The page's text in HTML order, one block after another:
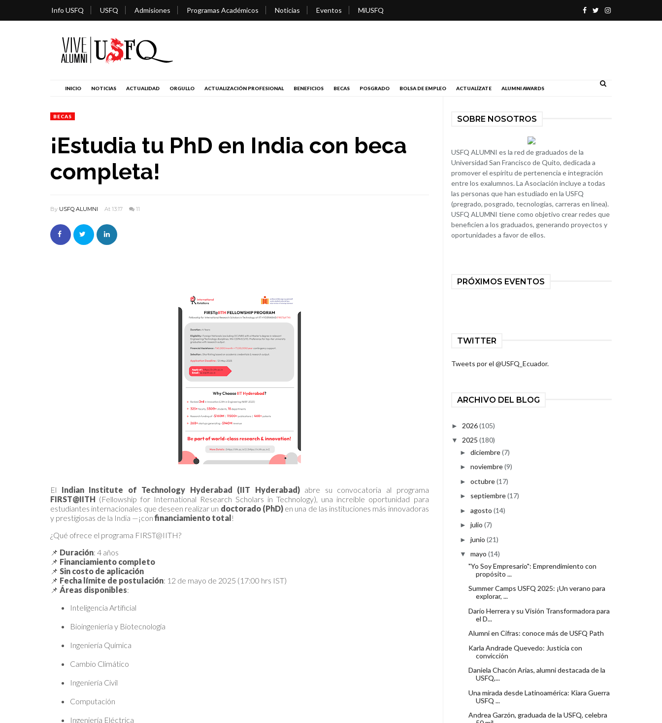
Info USFQ USFQ Admisiones Programas Académicos Noticias Eventos MiUSFQ
INICIO NOTICIAS ACTUALIDAD ORGULLO ACTUALIZACIÓN PROFESIONAL BENEFICIOS BECAS POSGRADO BOLSA DE EMPLEO ACTUALÍZATE ALUMNI AWARDS
BECAS
¡Estudia tu PhD en India con beca
completa!
By USFQ ALUMNI At 13:17 11
El Indian Institute of Technology Hyderabad (IIT Hyderabad)abre su convocatoria al programa
FIRST@IITH (Fellowship for International Research Scholars in Technology), una increíble oportunidad para
estudiantes internacionales que deseen realizar un doctorado (PhD)en una de las instituciones más innovadoras
y prestigiosas de la India —¡confinanciamiento total!
¿Qué ofrece el programa FIRST@IITH?
📌 Duración: 4 años
📌 Financiamiento completo
📌 Sin costo de aplicación
📌 Fecha límite de postulación: 12 de mayo de 2025 (17:00 hrs IST)
📌 Áreas disponibles:
Inteligencia Artificial
Bioingeniería y Biotecnología
Ingeniería Química
Cambio Climático
Ingeniería Civil
Computación
Ingeniería Eléctrica
SOBRE NOSOTROS
USFQ ALUMNI es la red de graduados de la
Universidad San Francisco de Quito, dedicada a
promover el espíritu de pertenencia e integración
entre los exalumnos. La Asociación incluye a todas
las personas que han estudiado en la USFQ
(pregrado, posgrado, tecnologías, carreras en línea).
USFQ ALUMNI tiene como objetivo crear redes que
beneficien a los graduados, generando proyectos y
oportunidades a favor de ellos.
PRÓXIMOS EVENTOS
TWITTER
Tweets por el @USFQ_Ecuador.
ARCHIVO DEL BLOG
► 2026(105)
▼ 2025 (180)
► diciembre(7)
► noviembre(9)
► octubre(17)
► septiembre(17)
► agosto (14)
► julio (7)
► junio (21)
▼ mayo (14)
"Yo Soy Empresario": Emprendimiento con
propósito ...
Summer Camps USFQ 2025: ¡Un verano para
explorar, ...
Darío Herrera y su Visión Transformadora para
el D...
Alumni en Cifras: conoce más de USFQ Path
Karla Andrade Quevedo: Justicia con
convicción
Daniela Chacón Arias, alumni destacada de la
USFQ,...
Una mirada desde Latinoamérica: Kiara Guerra
USFQ ...
Andrea Garzón, graduada de la USFQ, celebra